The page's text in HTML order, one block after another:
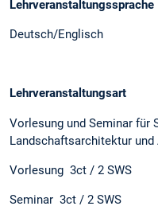
Lehrveranstaltungssprache
Deutsch/Englisch
Lehrveranstaltungsart
Vorlesung und Seminar für
Landschaftsarchitektur
Vorlesung 3ct / 2 SWS
Seminar 3ct / 2 SWS